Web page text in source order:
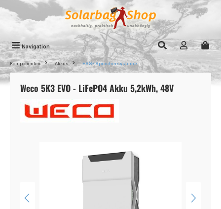
Zum Hauptinhalt springen
Navigation
Komponenten Akkus ESS- Speichersysteme
Weco 5K3 EVO - LiFePO4 Akku 5,2kWh, 48V